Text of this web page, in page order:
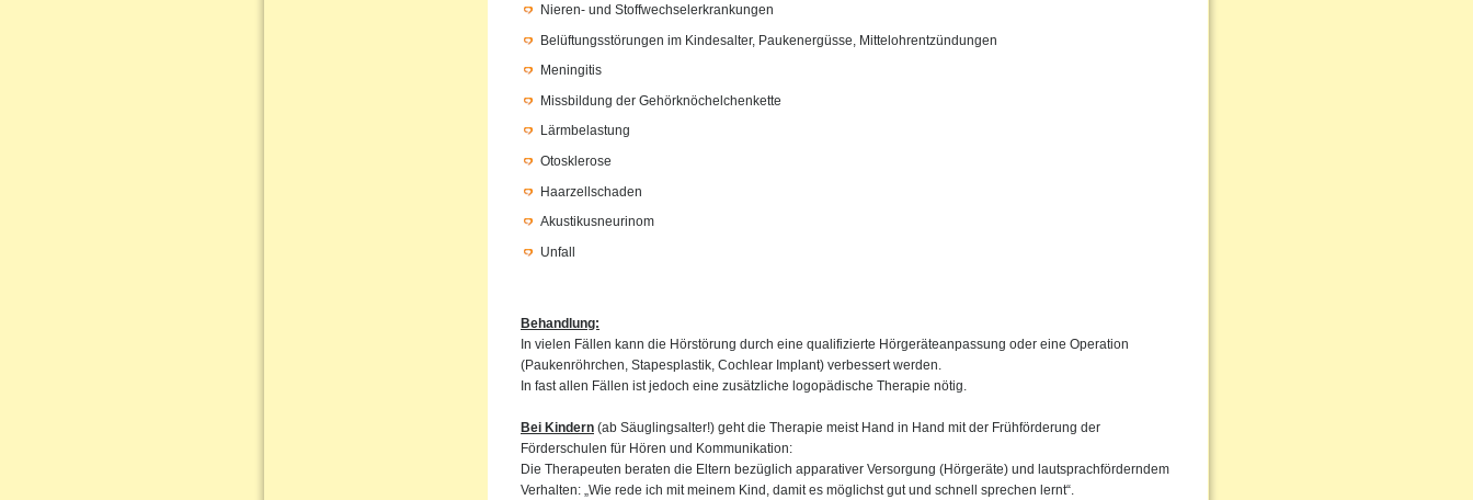
Nieren- und Stoffwechselerkrankungen
Belüftungsstörungen im Kindesalter, Paukenergüsse, Mittelohrentzündungen
Meningitis
Missbildung der Gehörknöchelchenkette
Lärmbelastung
Otosklerose
Haarzellschaden
Akustikusneurinom
Unfall
Behandlung:
In vielen Fällen kann die Hörstörung durch eine qualifizierte Hörgeräteanpassung oder eine Operation
(Paukenröhrchen, Stapesplastik, Cochlear Implant) verbessert werden.
In fast allen Fällen ist jedoch eine zusätzliche logopädische Therapie nötig.
Bei Kindern (ab Säuglingsalter!) geht die Therapie meist Hand in Hand mit der Frühförderung der
Förderschulen für Hören und Kommunikation:
Die Therapeuten beraten die Eltern bezüglich apparativer Versorgung (Hörgeräte) und lautsprachförderndem
Verhalten: „Wie rede ich mit meinem Kind, damit es möglichst gut und schnell sprechen lernt“.